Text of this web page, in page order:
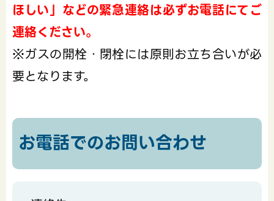
ほしい」などの緊急連絡は必ずお電話にてご
連絡ください。
※ガスの開栓・閉栓には原則お立ち合いが必
要となります。
お電話でのお問い合わせ